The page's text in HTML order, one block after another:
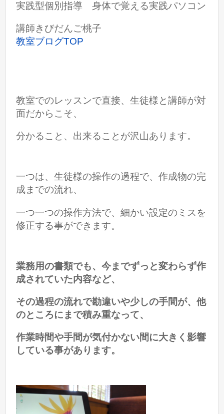
実践型個別指導 身体で覚える実践パソコン
講師きびだんご桃子
教室ブログTOP
教室でのレッスンで直接、生徒様と講師が対
面だからこそ、
分かること、出来ることが沢山あります。
一つは、生徒様の操作の過程で、作成物の完
成までの流れ、
一つ一つの操作方法で、細かい設定のミスを
修正する事ができます。
業務用の書類でも、今までずっと変わらず作
成されていた内容など、
その過程の流れで勘違いや少しの手間が、他
のところにまで積み重なって、
作業時間や手間が気付かない間に大きく影響
している事があります。